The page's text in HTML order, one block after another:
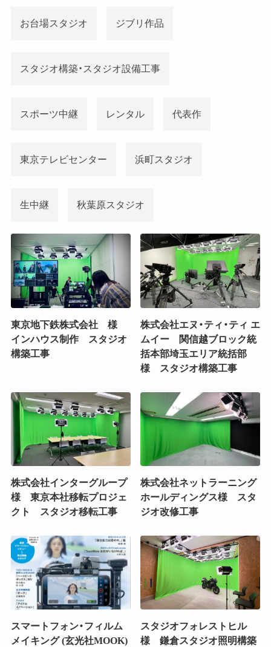
お台場スタジオ ジブリ作品
スタジオ構築・スタジオ設備工事
スポーツ中継 レンタル 代表作
東京テレビセンター 浜町スタジオ
生中継 秋葉原スタジオ
東京地下鉄株式会社 様
インハウス制作 スタジオ
構築工事
株式会社エヌ・ティ・ティ エ
ムイー 関信越ブロック統
括本部埼玉エリア統括部
様 スタジオ構築工事
株式会社インターグループ
様 東京本社移転プロジェ
クト スタジオ移転工事
株式会社ネットラーニング
ホールディングス様 スタ
ジオ改修工事
スマートフォン・フィルム
メイキング (玄光社MOOK)
スタジオフォレストヒル
様 鎌倉スタジオ照明構築